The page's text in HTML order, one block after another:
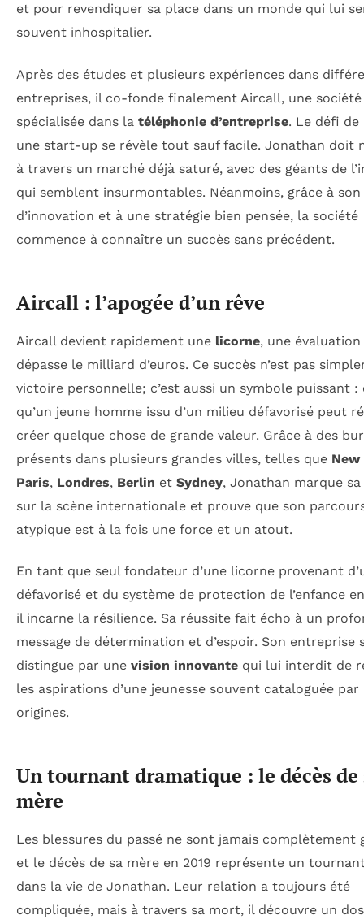
et pour revendiquer sa place dans un monde qui lui
souvent inhospitalier.
Après des études et plusieurs expériences dans
entreprises, il co-fonde finalement Aircall, une société
spécialisée dans la téléphonie d’entreprise. Le défi de
une start-up se révèle tout sauf facile. Jonathan doit
à travers un marché déjà saturé, avec des géants de
qui semblent insurmontables. Néanmoins, grâce à
d’innovation et à une stratégie bien pensée, la société
commence à connaître un succès sans précédent.
Aircall : l’apogée d’un rêve
Aircall devient rapidement une licorne, une
dépasse le milliard d’euros. Ce succès n’est pas
victoire personnelle; c’est aussi un symbole puissant :
qu’un jeune homme issu d’un milieu défavorisé peut
créer quelque chose de grande valeur. Grâce à des
présents dans plusieurs grandes villes, telles que New
Paris, Londres, Berlin et Sydney, Jonathan marque
sur la scène internationale et prouve que son
atypique est à la fois une force et un atout.
En tant que seul fondateur d’une licorne provenant
défavorisé et du système de protection de l’enfance
il incarne la résilience. Sa réussite fait écho à un
message de détermination et d’espoir. Son entreprise
distingue par une vision innovante qui lui interdit de
les aspirations d’une jeunesse souvent cataloguée par
origines.
Un tournant dramatique : le décès de
mère
Les blessures du passé ne sont jamais complètement
et le décès de sa mère en 2019 représente un
dans la vie de Jonathan. Leur relation a toujours été
compliquée, mais à travers sa mort, il découvre un